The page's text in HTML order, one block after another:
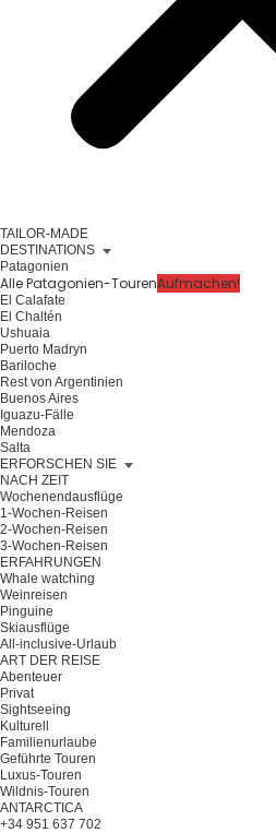
TAILOR-MADE
DESTINATIONS
Patagonien
Alle Patagonien-TourenAufmachen!
El Calafate
El Chaltén
Ushuaia
Puerto Madryn
Bariloche
Rest von Argentinien
Buenos Aires
Iguazu-Fälle
Mendoza
Salta
ERFORSCHEN SIE
NACH ZEIT
Wochenendausflüge
1-Wochen-Reisen
2-Wochen-Reisen
3-Wochen-Reisen
ERFAHRUNGEN
Whale watching
Weinreisen
Pinguine
Skiausflüge
All-inclusive-Urlaub
ART DER REISE
Abenteuer
Privat
Sightseeing
Kulturell
Familienurlaube
Geführte Touren
Luxus-Touren
Wildnis-Touren
ANTARCTICA
+34 951 637 702